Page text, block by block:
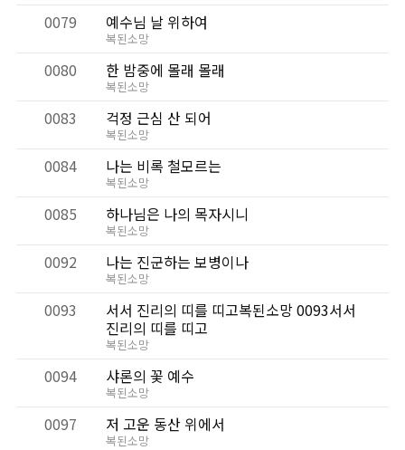
0079 예수님 날 위하여
복된소망
0080 한 밤중에 몰래 몰래
복된소망
0083 걱정 근심 산 되어
복된소망
0084 나는 비록 철모르는
복된소망
0085 하나님은 나의 목자시니
복된소망
0092 나는 진군하는 보병이나
복된소망
0093
서서 진리의 띠를 띠고복된소망 0093서서
진리의 띠를 띠고
복된소망
0094 샤론의 꽃 예수
복된소망
0097 저 고운 동산 위에서
복된소망